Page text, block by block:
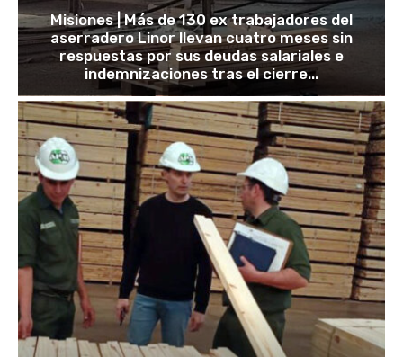
Misiones | Más de 130 ex trabajadores del
aserradero Linor llevan cuatro meses sin
respuestas por sus deudas salariales e
indemnizaciones tras el cierre...